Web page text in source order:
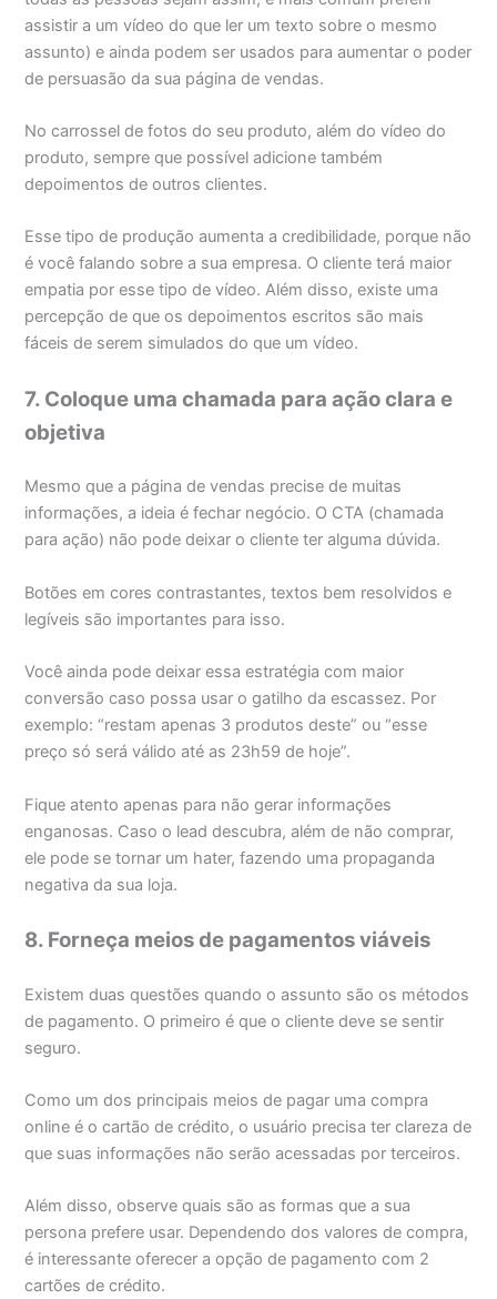
assistir a um vídeo do que ler um texto sobre o mesmo
assunto) e ainda podem ser usados para aumentar o poder
de persuasão da sua página de vendas.
No carrossel de fotos do seu produto, além do vídeo do
produto, sempre que possível adicione também
depoimentos de outros clientes.
Esse tipo de produção aumenta a credibilidade, porque não
é você falando sobre a sua empresa. O cliente terá maior
empatia por esse tipo de vídeo. Além disso, existe uma
percepção de que os depoimentos escritos são mais
fáceis de serem simulados do que um vídeo.
7. Coloque uma chamada para ação clara e
objetiva
Mesmo que a página de vendas precise de muitas
informações, a ideia é fechar negócio. O CTA (chamada
para ação) não pode deixar o cliente ter alguma dúvida.
Botões em cores contrastantes, textos bem resolvidos e
legíveis são importantes para isso.
Você ainda pode deixar essa estratégia com maior
conversão caso possa usar o gatilho da escassez. Por
exemplo: “restam apenas 3 produtos deste” ou “esse
preço só será válido até as 23h59 de hoje”.
Fique atento apenas para não gerar informações
enganosas. Caso o lead descubra, além de não comprar,
ele pode se tornar um hater, fazendo uma propaganda
negativa da sua loja.
8. Forneça meios de pagamentos viáveis
Existem duas questões quando o assunto são os métodos
de pagamento. O primeiro é que o cliente deve se sentir
seguro.
Como um dos principais meios de pagar uma compra
online é o cartão de crédito, o usuário precisa ter clareza de
que suas informações não serão acessadas por terceiros.
Além disso, observe quais são as formas que a sua
persona prefere usar. Dependendo dos valores de compra,
é interessante oferecer a opção de pagamento com 2
cartões de crédito.